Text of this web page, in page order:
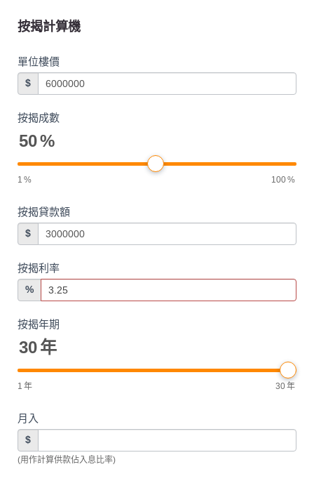
按揭計算機
單位樓價
$
按揭成數
50%
1 % 100%
按揭貸款額
$
按揭利率
%
按揭年期
30年
1 年 30年
月入
$
(用作計算供款佔入息比率)